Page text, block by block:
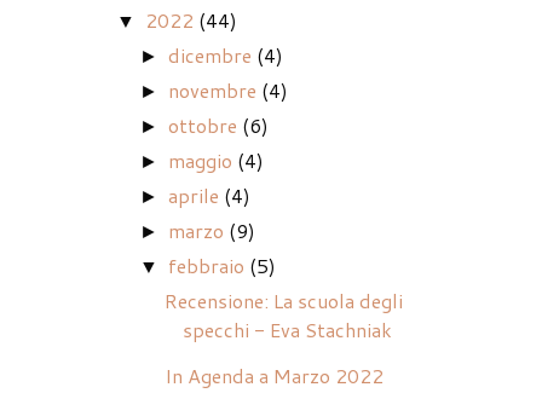
▼ 2022 (44)
►dicembre (4)
► novembre (4)
►ottobre (6)
► maggio (4)
►aprile (4)
► marzo (9)
▼ febbraio (5)
Recensione: La scuola degli
specchi - Eva Stachniak
In Agenda a Marzo 2022